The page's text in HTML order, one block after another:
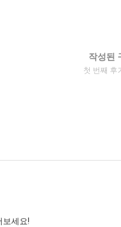
작성된
첫 번째 후
보세요!